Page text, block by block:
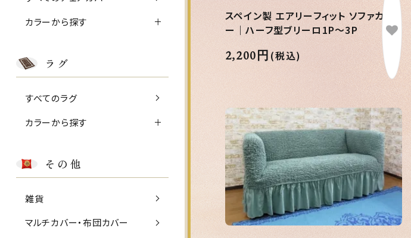
スペイン製 エアリーフィット ソファカバ
ー｜ハーフ型ブリーロ1P～3P
2,200円 (税込)
カラーから探す
ラグ
すべてのラグ
カラーから探す
その他
雑貨
マルチカバー・布団カバー